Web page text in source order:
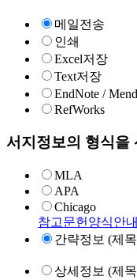
메일전송
인쇄
Excel저장
Text저장
EndNote /
RefWorks
서지정보의 형식을
MLA
APA
Chicago
참고문헌양식안내
간략정보 (제
상세정보 (제